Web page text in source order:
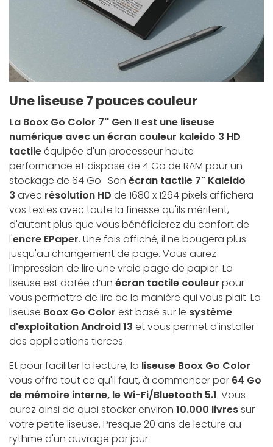
Une liseuse 7 pouces couleur
La Boox Go Color 7'' Gen II est une liseuse
numérique avec un écran couleur kaleido 3 HD
tactileéquipée d'un processeur haute
performance et dispose de 4 Go de RAM pour un
stockage de 64 Go. Son écran tactile 7" Kaleido
3 avec résolution HD de 1680 x 1264 pixels affichera
vos textes avec toute la finesse qu'ils méritent,
d'autant plus que vous bénéficierez du confort de
l'encre EPaper. Une fois affiché, il ne bougera plus
jusqu'au changement de page. Vous aurez
l'impression de lire une vraie page de papier. La
liseuse est dotée d’un écran tactile couleur pour
vous permettre de lire de la manière qui vous plait. La
liseuse Boox Go Color est basé sur le système
d'exploitation Android 13 et vous permet d'installer
des applications tierces.
Et pour faciliter la lecture, la liseuse Boox Go Color
vous offre tout ce qu'il faut, à commencer par 64 Go
de mémoire interne, le Wi-Fi/Bluetooth 5.1. Vous
aurez ainsi de quoi stocker environ 10.000 livressur
votre petite liseuse. Presque 20 ans de lecture au
rythme d'un ouvrage par jour.